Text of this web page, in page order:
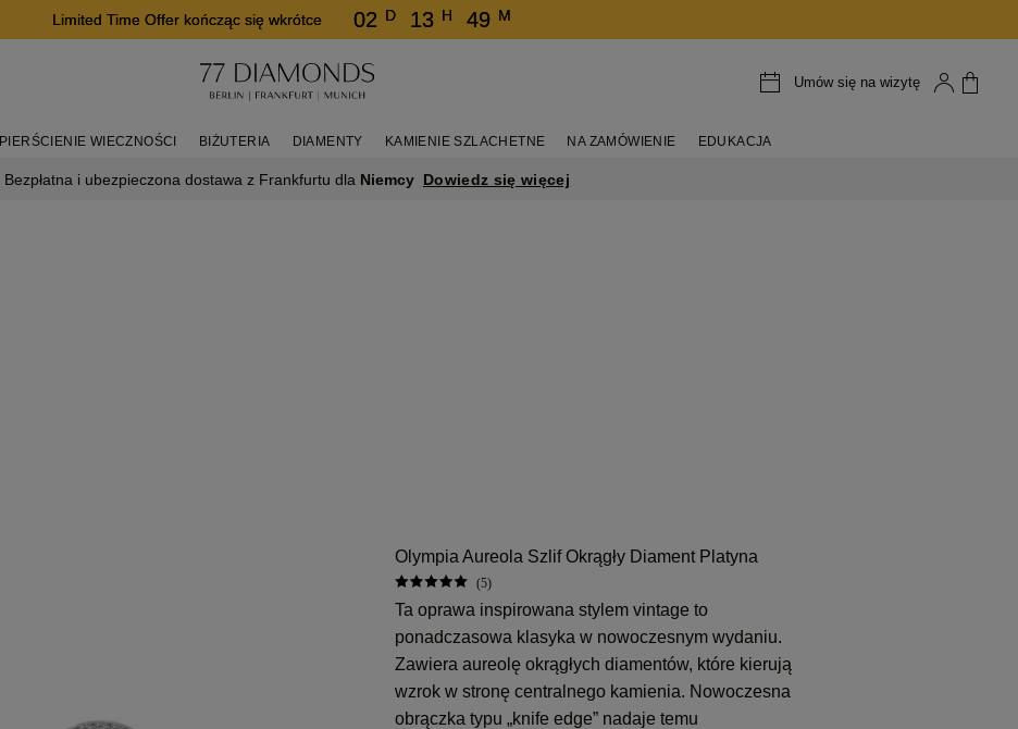
Limited Time Offer kończąc się wkrótce 02 D 13 H 49 M
Umów się na wizytę
PIERŚCIENIE WIECZNOŚCI BIŻUTERIA DIAMENTY KAMIENIE SZLACHETNE NA ZAMÓWIENIE EDUKACJA
Bezpłatna i ubezpieczona dostawa z Frankfurtu dla Niemcy Dowiedz się więcej
Olympia Aureola Szlif Okrągły Diament Platyna
(5)
Ta oprawa inspirowana stylem vintage to
ponadczasowa klasyka w nowoczesnym wydaniu.
Zawiera aureolę okrągłych diamentów, które kierują
wzrok w stronę centralnego kamienia. Nowoczesna
obrączka typu „knife edge” nadaje temu